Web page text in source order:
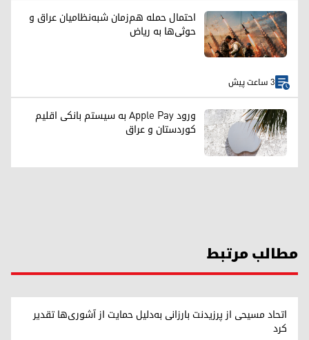
احتمال حمله هم‌زمان شبه‌نظامیان عراق و
حوثی‌ها به ریاض
3 ساعت پیش
ورود Apple Pay به سیستم بانکی اقلیم
کوردستان و عراق
مطالب مرتبط
اتحاد مسیحی از پرزیدنت بارزانی به‌دلیل حمایت از آشوری‌ها تقدیر
کرد